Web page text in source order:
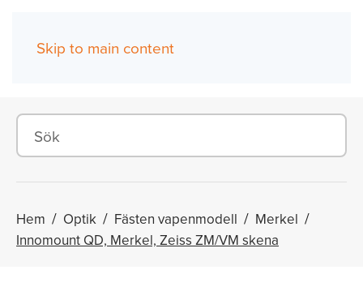
Skip to main content
Hem Optik Fästen vapenmodell
Merkel
Innomount QD, Merkel, Zeiss ZM/VM skena